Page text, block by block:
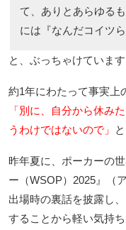
て、ありとあらゆる
には『なんだコイツ
と、ぶっちゃけています
約1年にわたって事実上
「別に、自分から休み
うわけではないので」
昨年夏に、ポーカーの
ー（WSOP）2025』（
出場時の裏話を披露し
することから軽い気持